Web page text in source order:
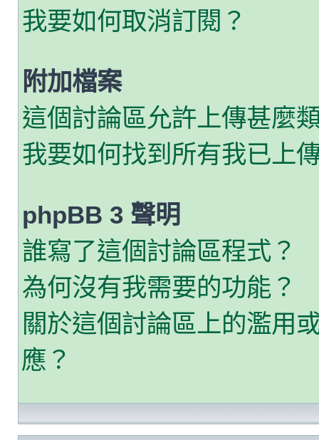
我要如何取消訂閱？
附加檔案
這個討論區允許上傳甚麼
我要如何找到所有我已上
phpBB 3 聲明
誰寫了這個討論區程式？
為何沒有我需要的功能？
關於這個討論區上的濫用
應？